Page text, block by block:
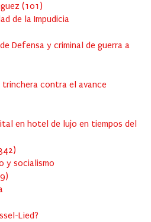
(101 )
de la Impudicia
Defensa y criminal de guerra a
trinchera contra el avance
en hotel de lujo en tiempos del
)
y socialismo
)
Lied?